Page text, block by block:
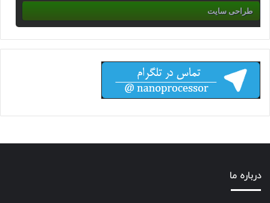
طراحی سایت
درباره ما